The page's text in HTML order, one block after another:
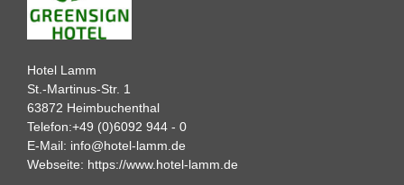
Hotel Lamm
St.-Martinus-Str. 1
63872 Heimbuchenthal
Telefon:+49 (0)6092 944 - 0
E-Mail: info@hotel-lamm.de
Webseite: https://www.hotel-lamm.de